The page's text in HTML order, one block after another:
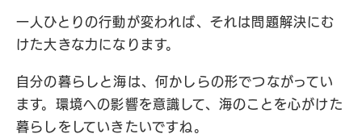
一人ひとりの行動が変われば、それは問題解決にむ
けた大きな力になります。
自分の暮らしと海は、何かしらの形でつながってい
ます。環境への影響を意識して、海のことを心がけた
暮らしをしていきたいですね。